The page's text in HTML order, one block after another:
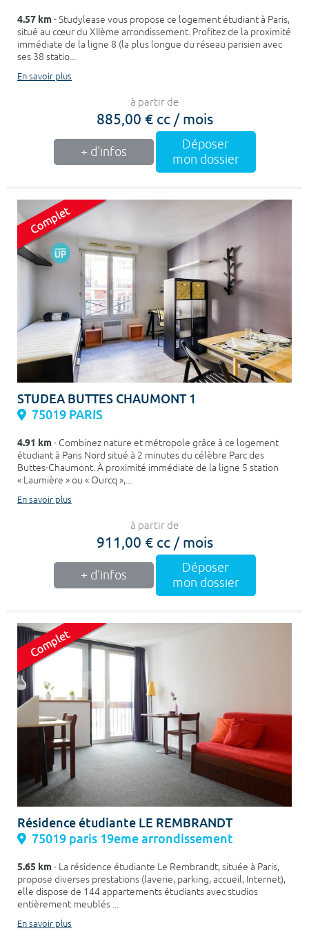
4.57 km- Studylease vous propose ce logement étudiant à Paris,
situé au cœur du XIIème arrondissement. Profitez de la proximité
immédiate de la ligne 8 (la plus longue du réseau parisien avec
ses 38 statio...
En savoir plus
à partir de
885,00 € cc / mois
+ d'infos
Déposer
mon dossier
STUDEA BUTTES CHAUMONT 1
75019 PARIS
4.91 km- Combinez nature et métropole grâce à ce logement
étudiant à Paris Nord situé à 2 minutes du célèbre Parc des
Buttes-Chaumont. À proximité immédiate de la ligne 5 station
« Laumière » ou « Ourcq »,...
En savoir plus
à partir de
911,00 € cc / mois
+ d'infos
Déposer
mon dossier
Résidence étudiante LE REMBRANDT
75019 paris 19eme arrondissement
5.65 km- La résidence étudiante Le Rembrandt, située à Paris,
propose diverses prestations (laverie, parking, accueil, Internet),
elle dispose de 144 appartements étudiants avec studios
entièrement meublés ...
En savoir plus